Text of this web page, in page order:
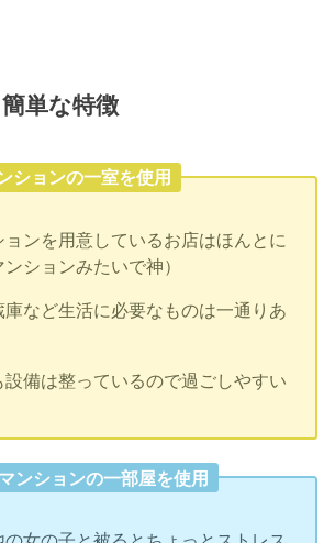
単な特徴
ションの一室を使用
ンを用意しているお店はほんとに
ションみたいで神）
など生活に必要なものは一通りあ
設備は整っているので過ごしやすい
ンションの一部屋を使用